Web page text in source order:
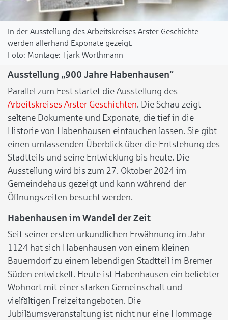
In der Ausstellung des Arbeitskreises Arster Geschichte
werden allerhand Exponate gezeigt.
Montage: Tjark Worthmann
Ausstellung „900 Jahre Habenhausen“
Parallel zum Fest startet die Ausstellung des
Arbeitskreises Arster Geschichten. Die Schau zeigt
seltene Dokumente und Exponate, die tief in die
Historie von Habenhausen eintauchen lassen. Sie gibt
einen umfassenden Überblick über die Entstehung des
Stadtteils und seine Entwicklung bis heute. Die
Ausstellung wird bis zum 27. Oktober 2024 im
Gemeindehaus gezeigt und kann während der
Öffnungszeiten besucht werden.
Habenhausen im Wandel der Zeit
Seit seiner ersten urkundlichen Erwähnung im Jahr
1124 hat sich Habenhausen von einem kleinen
Bauerndorf zu einem lebendigen Stadtteil im Bremer
Süden entwickelt. Heute ist Habenhausen ein beliebter
Wohnort mit einer starken Gemeinschaft und
vielfältigen Freizeitangeboten. Die
Jubiläumsveranstaltung ist nicht nur eine Hommage